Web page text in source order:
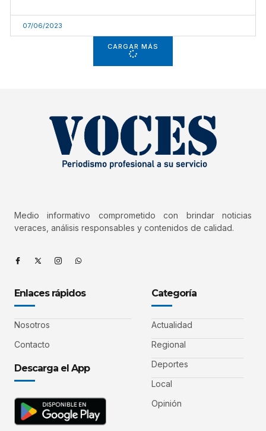
07/06/2023
CARGAR MÁS
Medio informativo comprometido con brindar noticias
veraces, análisis responsables y contenidos de calidad.
Enlaces rápidos
Nosotros
Contacto
Descarga el App
Categoría
Actualidad
Regional
Deportes
Local
Opinión